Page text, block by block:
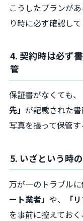
こうしたプランが
り時に必ず確認して
4. 契約時は必ず
管
保証書がなくても、
先」 が記載された
写真を撮って保管す
5. いざという時
万が一のトラブルに
ート業者」 や、 「
を事前に控えておく